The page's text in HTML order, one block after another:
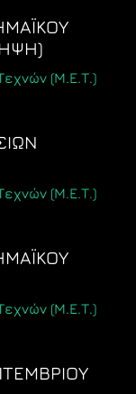
(Μ.Ε.Τ.)
(Μ.Ε.Τ.)
(Μ.Ε.Τ.)